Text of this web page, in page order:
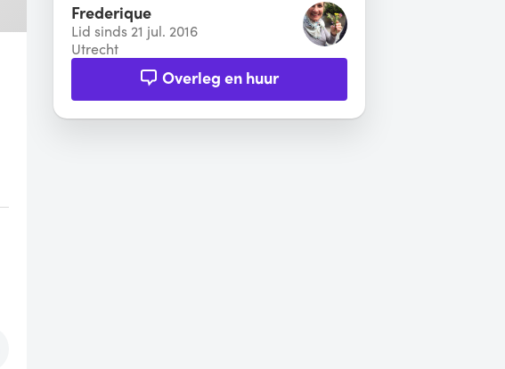
Frederique
Lid sinds 21 jul. 2016
Utrecht
Overleg en huur